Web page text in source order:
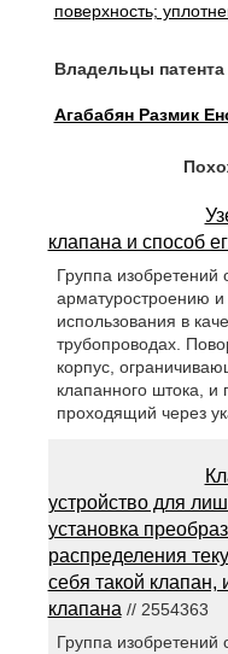
поверхность;
Владельцы патента
Агабабян Размик
клапана и способ
Группа изобретений
арматуростроению
использования в
трубопроводах.
корпус,
клапанного штока, и
проходящий через
устройство для
установка
распределения
себя такой клапан,
клапана // 2554363
Группа изобретений